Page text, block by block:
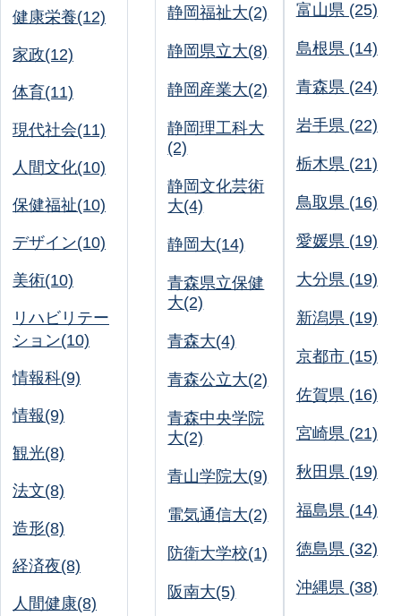
健康栄養(12)
家政(12)
体育(11)
現代社会(11)
人間文化(10)
保健福祉(10)
デザイン(10)
美術(10)
リハビリテー
ション(10)
情報科(9)
情報(9)
観光(8)
法文(8)
造形(8)
経済夜(8)
人間健康(8)
静岡福祉大(2)
静岡県立大(8)
静岡産業大(2)
静岡理工科大
(2)
静岡文化芸術
大(4)
静岡大(14)
青森県立保健
大(2)
青森大(4)
青森公立大(2)
青森中央学院
大(2)
青山学院大(9)
電気通信大(2)
防衛大学校(1)
阪南大(5)
富山県 (25)
島根県 (14)
青森県 (24)
岩手県 (22)
栃木県 (21)
鳥取県 (16)
愛媛県 (19)
大分県 (19)
新潟県 (19)
京都市 (15)
佐賀県 (16)
宮崎県 (21)
秋田県 (19)
福島県 (14)
徳島県 (32)
沖縄県 (38)